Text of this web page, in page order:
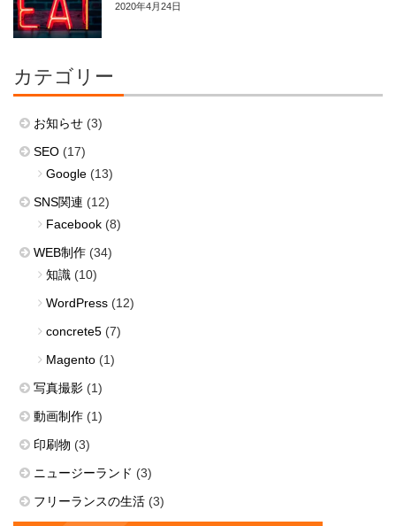
2020年4月24日
カテゴリー
お知らせ (3)
SEO (17)
Google (13)
SNS関連 (12)
Facebook (8)
WEB制作 (34)
知識 (10)
WordPress (12)
concrete5 (7)
Magento (1)
写真撮影 (1)
動画制作 (1)
印刷物 (3)
ニュージーランド (3)
フリーランスの生活 (3)